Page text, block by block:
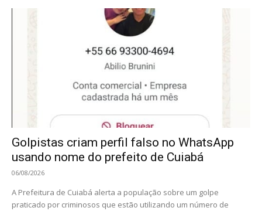
Golpistas criam perfil falso no WhatsApp
usando nome do prefeito de Cuiabá
06/08/2026
A Prefeitura de Cuiabá alerta a população sobre um golpe
praticado por criminosos que estão utilizando um número de